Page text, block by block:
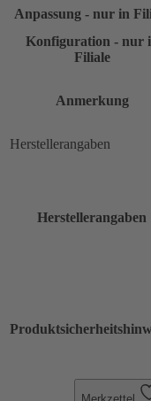
Anpassung - nur in
Konfiguration - nur
Filiale
Anmerkung
Herstellerangaben
Herstellerangaben